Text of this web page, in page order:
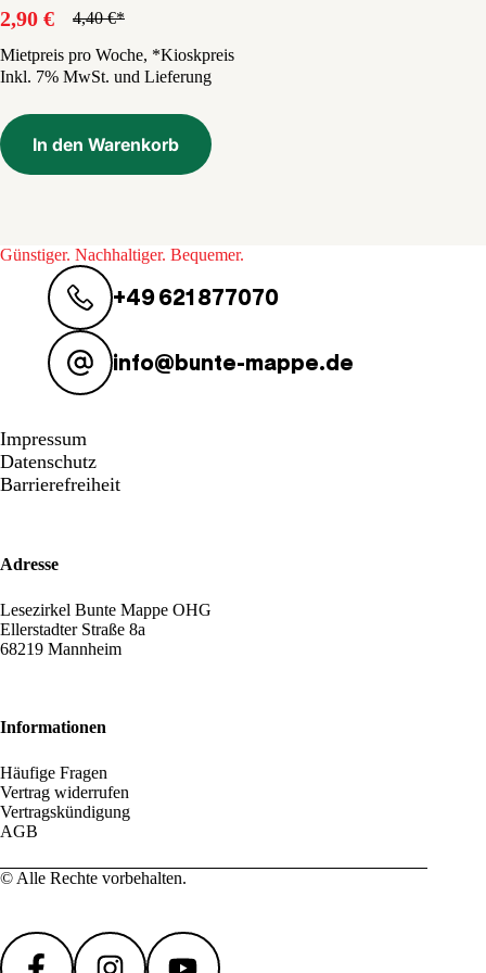
4,40€
Ursprünglicher
Preis
war:
2,90 €
Aktueller
Preis
ist:
Mietpreis pro Woche, *Kioskpreis
Inkl. 7% MwSt. und Lieferung
In den Warenkorb
Günstiger. Nachhaltiger. Bequemer.
+49 621 877070
info@bunte-mappe.de
Impressum
Datenschutz
Barrierefreiheit
Adresse
Lesezirkel Bunte Mappe OHG
Ellerstadter Straße 8a
68219 Mannheim
Informationen
Häufige Fragen
Vertrag widerrufen
Vertragskündigung
AGB
© Alle Rechte vorbehalten.